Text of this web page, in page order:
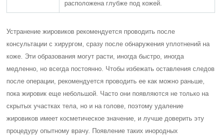
расположена глубже под кожей.
Устранение жировиков рекомендуется проводить после
консультации с хирургом, сразу после обнаружения уплотнений на
коже. Эти образования могут расти, иногда быстро, иногда
медленно, но всегда постоянно. Чтобы избежать оставления следов
после операции, рекомендуется проводить ее как можно раньше,
пока жировик еще небольшой. Часто они появляются не только на
скрытых участках тела, но и на голове, поэтому удаление
жировиков имеет косметическое значение, и лучше доверить эту
процедуру опытному врачу. Появление таких инородных